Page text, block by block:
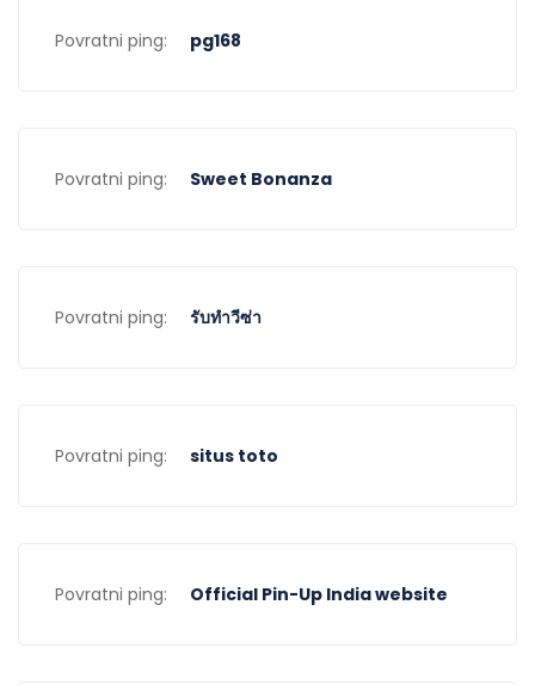
Povratni ping: pg168
Povratni ping: Sweet Bonanza
Povratni ping: รับทำวีซ่า
Povratni ping: situs toto
Povratni ping: Official Pin-Up India website